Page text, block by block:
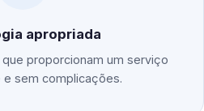
apropriada
proporcionam um serviço
e sem complicações.